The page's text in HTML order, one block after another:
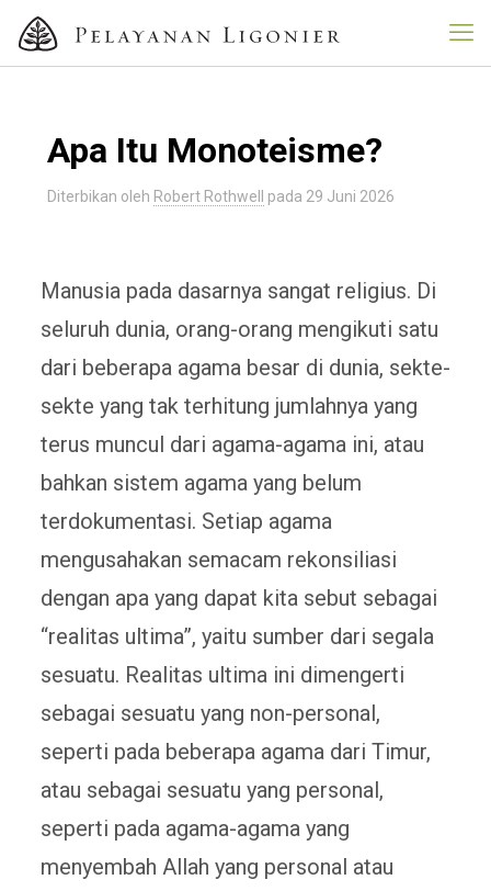
Apa Itu Monoteisme?
Diterbikan oleh Robert Rothwell pada 29 Juni 2026
Manusia pada dasarnya sangat religius. Di
seluruh dunia, orang-orang mengikuti satu
dari beberapa agama besar di dunia, sekte-
sekte yang tak terhitung jumlahnya yang
terus muncul dari agama-agama ini, atau
bahkan sistem agama yang belum
terdokumentasi. Setiap agama
mengusahakan semacam rekonsiliasi
dengan apa yang dapat kita sebut sebagai
“realitas ultima”, yaitu sumber dari segala
sesuatu. Realitas ultima ini dimengerti
sebagai sesuatu yang non-personal,
seperti pada beberapa agama dari Timur,
atau sebagai sesuatu yang personal,
seperti pada agama-agama yang
menyembah Allah yang personal atau